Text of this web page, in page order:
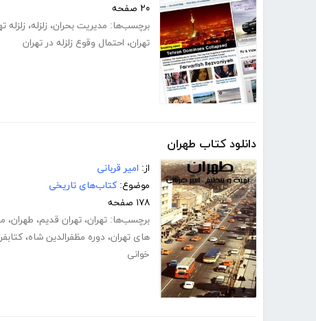
۲۰ صفحه
برچسب‌ها: مدیریت بحران، زلزله، زلزله
تهران، احتمال وقوع زلزله در تهران
دانلود کتاب طهران
از: امیر قربانی
موضوع: کتاب‌های تاریخی
۱۷۸ صفحه
برچسب‌ها: تهران، تهران قدیم، طهران،
های تهران، دوره مظفرالدین شاه،
خوانی